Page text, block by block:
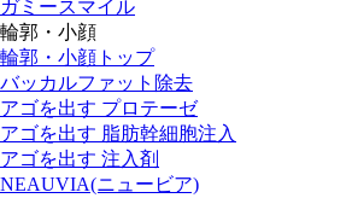
ガミースマイル
輪郭・小顔
輪郭・小顔トップ
バッカルファット除去
アゴを出す プロテーゼ
アゴを出す 脂肪幹細胞注入
アゴを出す 注入剤
NEAUVIA(ニュービア)